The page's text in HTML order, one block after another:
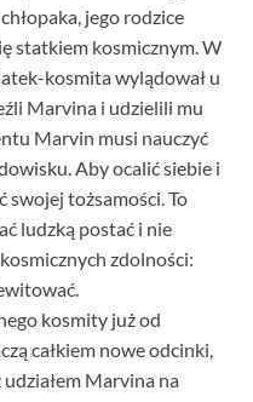
jego rodzice
statkiem kosmicznym. W
kosmita wylądował u
Marvina i udzielili mu
Marvin musi nauczyć
Aby ocalić siebie i
swojej tożsamości. To
ludzką postać i nie
zdolności:
kosmity już od
całkiem nowe odcinki,
Marvina na